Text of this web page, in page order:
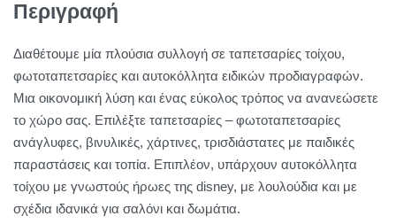
Περιγραφή
Διαθέτουμε μία πλούσια συλλογή σε ταπετσαρίες τοίχου,
φωτοταπετσαρίες και αυτοκόλλητα ειδικών προδιαγραφών.
Μια οικονομική λύση και ένας εύκολος τρόπος να ανανεώσετε
το χώρο σας. Επιλέξτε ταπετσαρίες – φωτοταπετσαρίες
ανάγλυφες, βινυλικές, χάρτινες, τρισδιάστατες με παιδικές
παραστάσεις και τοπία. Επιπλέον, υπάρχουν αυτοκόλλητα
τοίχου με γνωστούς ήρωες της disney, με λουλούδια και με
σχέδια ιδανικά για σαλόνι και δωμάτια.